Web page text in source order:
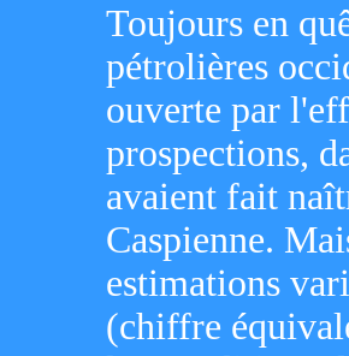
Toujours en
pétrolières
ouverte par
prospections,
avaient fait
Caspienne.
estimations
(chiffre